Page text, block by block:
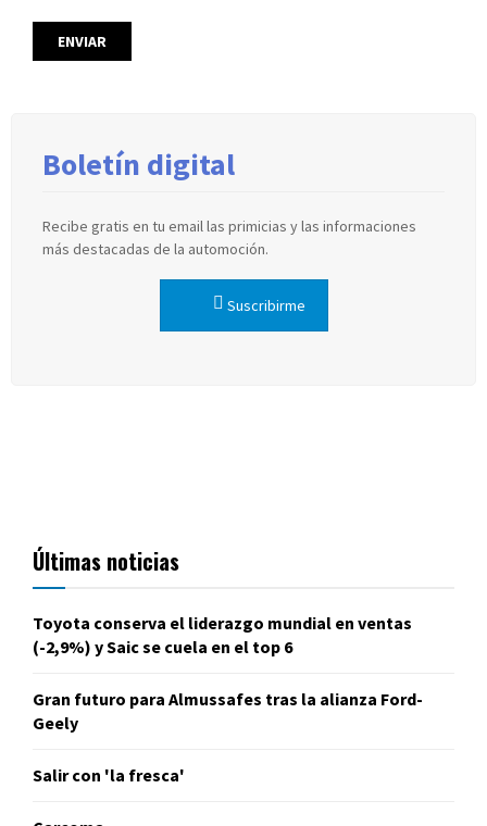
Boletín digital
Recibe gratis en tu email las primicias y las informaciones
más destacadas de la automoción.
Suscribirme
Últimas noticias
Toyota conserva el liderazgo mundial en ventas
(-2,9%) y Saic se cuela en el top 6
Gran futuro para Almussafes tras la alianza Ford-
Geely
Salir con 'la fresca'